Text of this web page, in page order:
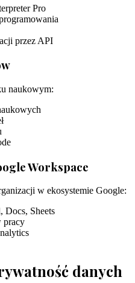
Pro
przez API
naukowym:
Workspace
w ekosystemie Google:
Docs, Sheets
pracy
danych